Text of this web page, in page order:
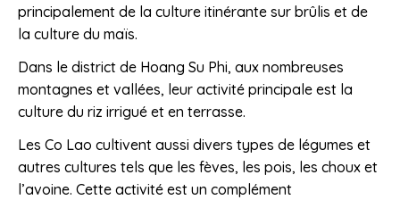
principalement de la culture itinérante sur brûlis et de
la culture du maïs.
Dans le district de Hoang Su Phi, aux nombreuses
montagnes et vallées, leur activité principale est la
culture du riz irrigué et en terrasse.
Les Co Lao cultivent aussi divers types de légumes et
autres cultures tels que les fèves, les pois, les choux et
l’avoine. Cette activité est un complément